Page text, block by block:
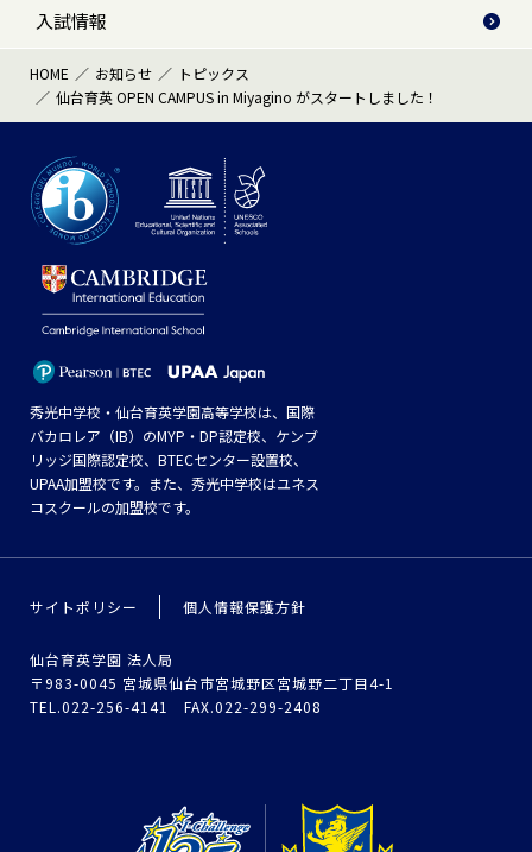
入試情報
HOME お知らせ
トピックス
仙台育英 OPEN CAMPUS in Miyagino がスタートしました！
秀光中学校・仙台育英学園高等学校は、国際
バカロレア（IB）のMYP・DP認定校、ケンブ
リッジ国際認定校、BTECセンター設置校、
UPAA加盟校です。また、秀光中学校はユネス
コスクールの加盟校です。
サイトポリシー 個人情報保護方針
仙台育英学園 法人局
〒983-0045 宮城県仙台市宮城野区宮城野二丁目4-1
TEL.022-256-4141 FAX.022-299-2408